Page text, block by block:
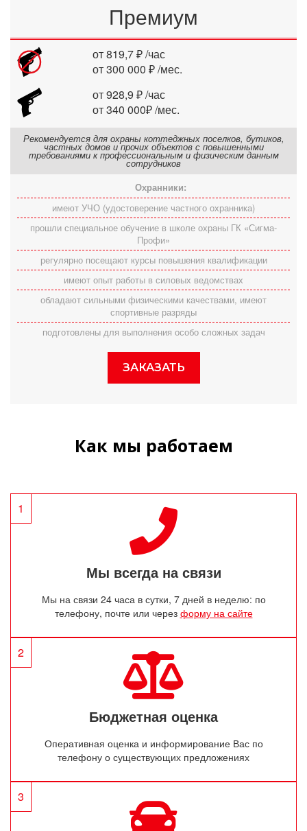
Премиум
от 819,7 ₽ /час
от 300 000 ₽ /мес.
от 928,9 ₽ /час
от 340 000₽ /мес.
Рекомендуется для охраны коттеджных поселков, бутиков,
частных домов и прочих объектов с повышенными
требованиями к профессиональным и физическим данным
сотрудников
Охранники:
имеют УЧО (удостоверение частного охранника)
прошли специальное обучение в школе охраны ГК «Сигма-
Профи»
регулярно посещают курсы повышения квалификации
имеют опыт работы в силовых ведомствах
обладают сильными физическими качествами, имеют
спортивные разряды
подготовлены для выполнения особо сложных задач
ЗАКАЗАТЬ
Как мы работаем
1
Мы всегда на связи
Мы на связи 24 часа в сутки, 7 дней в неделю: по
телефону, почте или через форму на сайте
2
Бюджетная оценка
Оперативная оценка и информирование Вас по
телефону о существующих предложениях
3